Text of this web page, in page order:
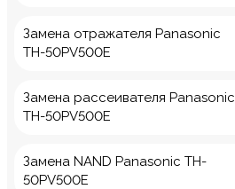
Замена отражателя Panasonic
TH-50PV500E
Замена рассеивателя Panasonic
TH-50PV500E
Замена NAND Panasonic TH-
50PV500E